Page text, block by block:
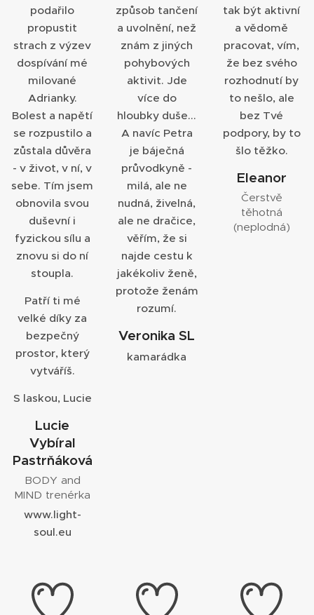
podařilo
propustit
strach z výzev
dospívání mé
milované
Adrianky.
Bolest a napětí
se rozpustilo a
zůstala důvěra
- v život, v ní, v
sebe. Tím jsem
obnovila svou
duševní i
fyzickou sílu a
znovu si do ní
stoupla.
Patří ti mé
velké díky za
bezpečný
prostor, který
vytváříš.
S laskou, Lucie
Lucie
Vybíral
Pastrňáková
BODY and
MIND trenérka
www.light-
soul.eu
způsob tančení
a uvolnění, než
znám z jiných
pohybových
aktivit. Jde
více do
hloubky duše...
A navíc Petra
je báječná
průvodkyně -
milá, ale ne
nudná, živelná,
ale ne dračice,
věřím, že si
najde cestu k
jakékoliv ženě,
protože ženám
rozumí.
Veronika SL
kamarádka
tak být aktivní
a vědomě
pracovat, vím,
že bez svého
rozhodnutí by
to nešlo, ale
bez Tvé
podpory, by to
šlo těžko.
Eleanor
Čerstvě
těhotná
(neplodná)